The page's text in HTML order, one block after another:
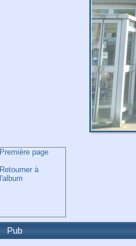
Première page
Retourner à
l'album
Pub